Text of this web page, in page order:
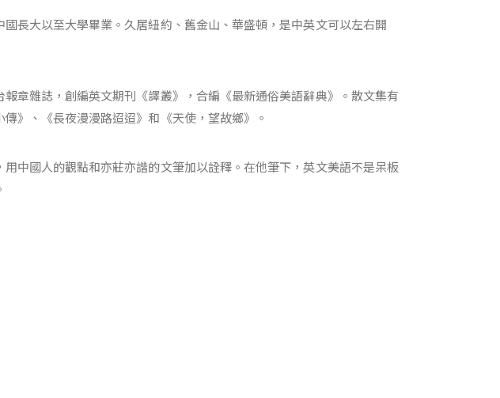
長大以至大學畢業。久居紐約、舊金山、華盛頓，是中英文可以左右開
章雜誌，創編英文期刊《譯叢》，合編《最新通俗美語辭典》。散文集有
》、《長夜漫漫路迢迢》和《天使，望故鄉》。
中國人的觀點和亦莊亦諧的文筆加以詮釋。在他筆下，英文美語不是呆板